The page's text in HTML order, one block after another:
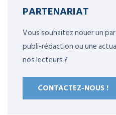
PARTENARIAT
Vous souhaitez nouer un
publi-rédaction ou une
nos lecteurs ?
CONTACTEZ-NOUS !